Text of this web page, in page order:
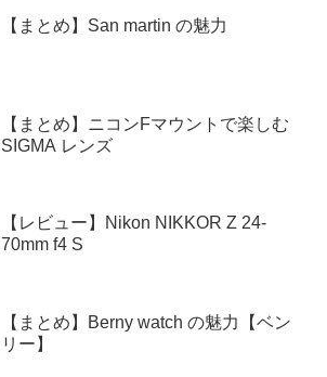
【まとめ】San martin の魅力
【まとめ】ニコンFマウントで楽しむ
SIGMA レンズ
【レビュー】Nikon NIKKOR Z 24-
70mm f4 S
【まとめ】Berny watch の魅力【ベン
リー】